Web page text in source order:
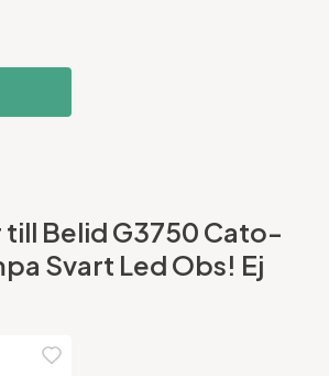
till Belid G3750 Cato-
Svart Led Obs! Ej